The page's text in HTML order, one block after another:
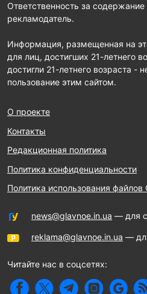
Ответственность за
рекламодатель.
Информация, размещенная на
для лиц, достигших 21-летнего
достигли 21-летнего возраста -
пользование этим сайтом.
О проекте
Контакты
Редакционная политика
Политика конфиденциальности
Политика использования файлов
news@glavnoe.in.ua — для
reklama@glavnoe.in.ua —
Читайте нас в соцсетях: